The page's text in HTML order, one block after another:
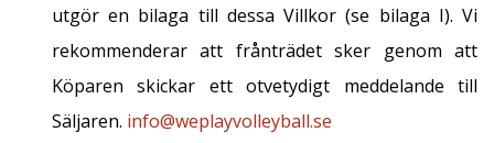
utgör en bilaga till dessa Villkor (se bilaga I). Vi
rekommenderar att frånträdet sker genom att
Köparen skickar ett otvetydigt meddelande till
Säljaren. info@weplayvolleyball.se